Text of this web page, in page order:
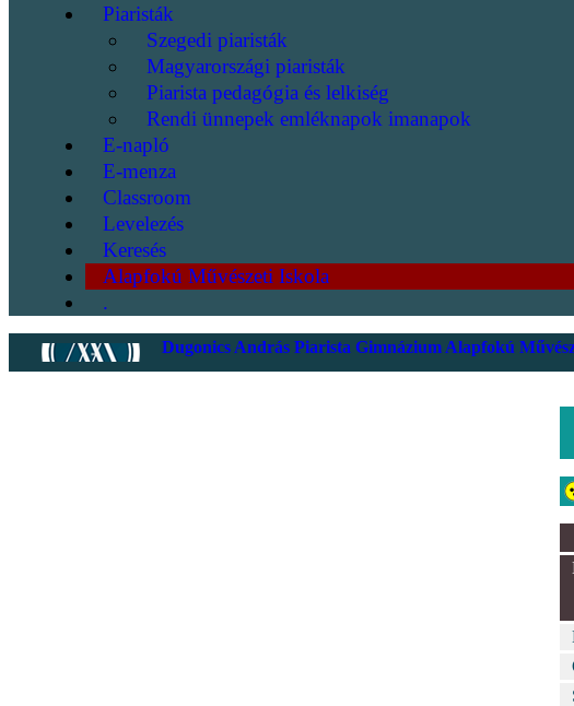
Piaristák
Szegedi piaristák
Magyarországi piaristák
Piarista pedagógia és lelkiség
Rendi ünnepek emléknapok imanapok
E-napló
E-menza
Classroom
Levelezés
Keresés
Alapfokú Művészeti Iskola
.
Dugonics András Piarista Gimnázium Alapfokú